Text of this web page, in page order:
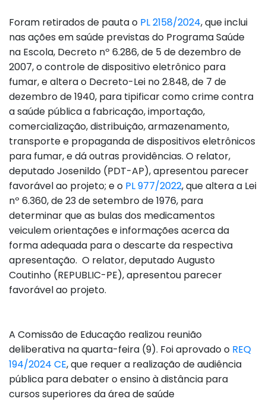
Foram retirados de pauta o PL 2158/2024, que inclui
nas ações em saúde previstas do Programa Saúde
na Escola, Decreto nº 6.286, de 5 de dezembro de
2007, o controle de dispositivo eletrônico para
fumar, e altera o Decreto-Lei no 2.848, de 7 de
dezembro de 1940, para tipificar como crime contra
a saúde pública a fabricação, importação,
comercialização, distribuição, armazenamento,
transporte e propaganda de dispositivos eletrônicos
para fumar, e dá outras providências. O relator,
deputado Josenildo (PDT-AP), apresentou parecer
favorável ao projeto; e o PL 977/2022, que altera a Lei
nº 6.360, de 23 de setembro de 1976, para
determinar que as bulas dos medicamentos
veiculem orientações e informações acerca da
forma adequada para o descarte da respectiva
apresentação. O relator, deputado Augusto
Coutinho (REPUBLIC-PE), apresentou parecer
favorável ao projeto.
A Comissão de Educação realizou reunião
deliberativa na quarta-feira (9). Foi aprovado o REQ
194/2024 CE, que requer a realização de audiência
pública para debater o ensino à distância para
cursos superiores da área de saúde